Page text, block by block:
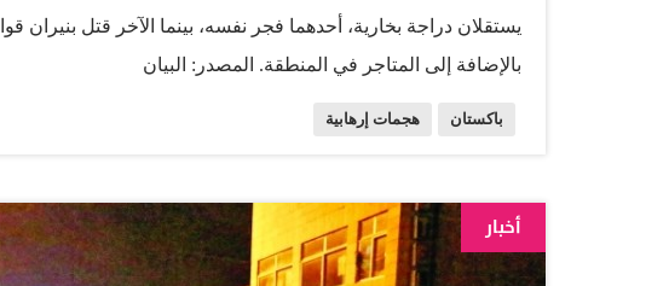
يستقلان دراجة بخارية، أحدهما فجر نفسه، بينما الآخر قتل بنيران
بالإضافة إلى المتاجر في المنطقة. المصدر: البيان
باكستان هجمات إرهابية
أخبار